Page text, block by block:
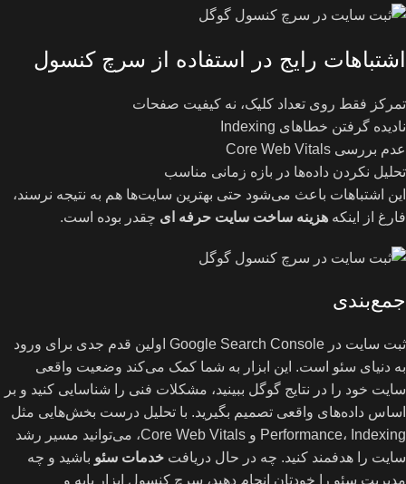
اشتباهات رایج در استفاده از سرچ کنسول
تمرکز فقط روی تعداد کلیک، نه کیفیت صفحات
نادیده گرفتن خطاهای Indexing
عدم بررسی Core Web Vitals
تحلیل نکردن داده‌ها در بازه زمانی مناسب
این اشتباهات باعث می‌شود حتی بهترین سایت‌ها هم به نتیجه نرسند،
فارغ از اینکه هزینه ساخت سایت حرفه ای چقدر بوده است.
جمع‌بندی
ثبت سایت در Google Search Console اولین قدم جدی برای ورود
به دنیای سئو است. این ابزار به شما کمک می‌کند وضعیت واقعی
سایت خود را در نتایج گوگل ببینید، مشکلات فنی را شناسایی کنید و بر
اساس داده‌های واقعی تصمیم بگیرید. با تحلیل درست بخش‌هایی مثل
Performance، Indexing و Core Web Vitals، می‌توانید مسیر رشد
سایت را هدفمند کنید. چه در حال دریافت خدمات سئو باشید و چه
مدیریت سئو را خودتان انجام دهید، سرچ کنسول ابزار پایه و